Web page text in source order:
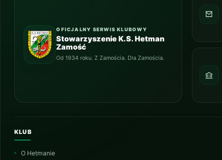
OFICJALNY SERWIS KLUBOWY
Stowarzyszenie K.S. Hetman
Zamość
Od 1934 roku. Z Zamościa. Dla Zamościa.
KLUB
O Hetmanie